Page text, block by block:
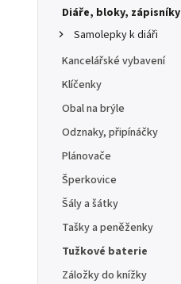
Diáře, bloky, zápisníky
Samolepky k diáři
Kancelářské vybavení
Klíčenky
Obal na brýle
Odznaky, připínáčky
Plánovače
Šperkovice
Šály a šátky
Tašky a peněženky
Tužkové baterie
Záložky do knížky